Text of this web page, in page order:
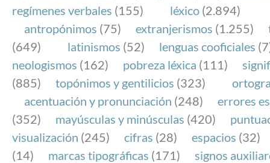
regímenes verbales (155) léxico (2.894)
antropónimos (75) extranjerismos (1.255)
(649)
latinismos (52) lenguas cooficiales
neologismos (162) pobreza léxica (111)
(885)
topónimos y gentilicios (323)
acentuación y pronunciación (248)
errores
(352)
mayúsculas y minúsculas (420)
visualización (245) cifras (28) espacios (32)
(14)
marcas tipográficas (171)
signos